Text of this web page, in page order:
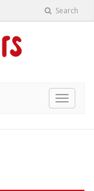
Search
Toggle